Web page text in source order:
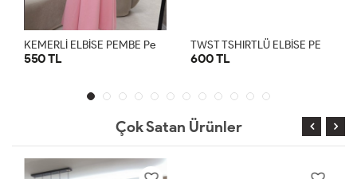
L XL
K
EMERLİ ELBİSE PEMBE Pembe
550 TL
STD
600 TL
Çok Satan Ürünler